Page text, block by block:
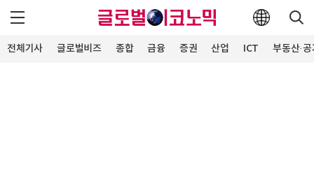
전체기사 글로벌비즈 종합 금융 증권 산업 ICT 부동산·